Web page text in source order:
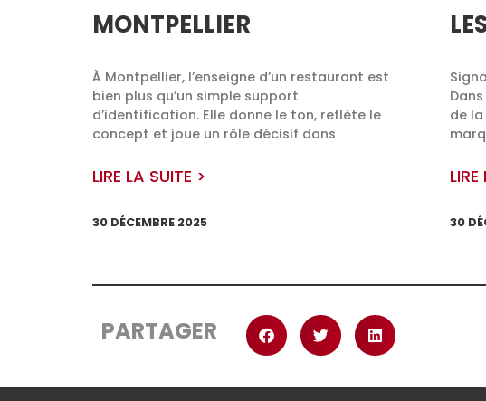
MONTPELLIER
À Montpellier, l’enseigne d’un restaurant est
bien plus qu’un simple support
d’identification. Elle donne le ton, reflète le
concept et joue un rôle décisif dans
LIRE LA SUITE >
30 DÉCEMBRE 2025
de
30
PARTAGER